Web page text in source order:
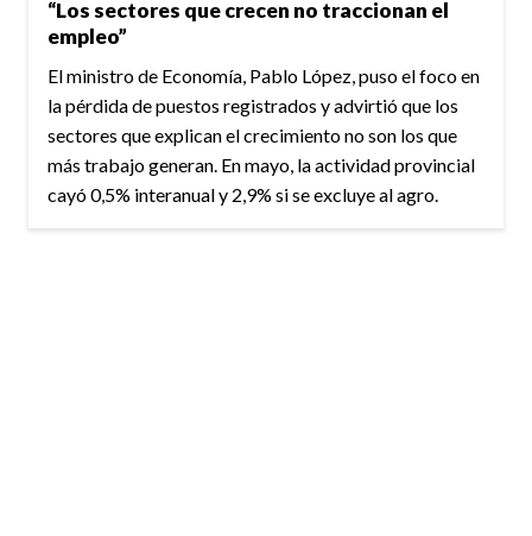
“Los sectores que crecen no traccionan el
empleo”
El ministro de Economía, Pablo López, puso el foco en
la pérdida de puestos registrados y advirtió que los
sectores que explican el crecimiento no son los que
más trabajo generan. En mayo, la actividad provincial
cayó 0,5% interanual y 2,9% si se excluye al agro.